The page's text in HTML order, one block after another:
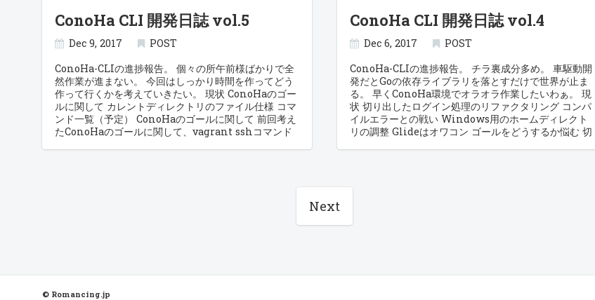
注: 時代遅れ) です。この問題を扱うもっとよいツール
を提供しています。もしまだ聞いたことがなければ そ
れは goimports と呼ばれています。 私たちは
ます。これで明示的に goimports を実行することが
できます。 これだね。 let g:go_fmt_command =
"goimports" これ入れておけば自動的にやってくれる
みたいだから入れておこう。 不要になったら削除まで
してくれるらしいから完璧だね。 さて、早速実験。
fmt.printfn("hogehoge")で保存っと、よしよしちゃ
"adminPass":"72LY2hf38Kf84vCy4sUr" } } ハイフ
ンでセパレートされた4-2-2-2-6バイトの文字列がそれ
っぽいな。 どれどれ、この情報を踏まえてイメージ一
images[n].nameの他にimages[n].idがあって、この
idがUUIDの形式に一致することがわかる。 {
"images": [ { "id": "fb1d084f-357f-40e2-a2c3-
59b8ecc1f6f2", "links": [{link}, {link}, {link}],
"name": "vmi-centos-7.
ConoHa CLI 開発日誌 vol.5
Dec 9, 2017
POST
ConoHa-CLIの進捗報告。 個々の所午前様ばかりで全
然作業が進まない。 今回はしっかり時間を作ってどう
作って行くかを考えていきたい。 現状 ConoHaのゴー
ルに関して カレントディレクトリのファイル仕様 コマ
ンド一覧（予定） ConoHaのゴールに関して 前回考え
たConoHaのゴールに関して、vagrant sshコマンド
先でVimやtmuxを平然と使えるって凄いな。 なんと
ConoHa CLI 開発日誌 vol.4
Dec 6, 2017
POST
ConoHa-CLIの進捗報告。 チラ裏成分多め。 車駆動開
発だとGoの依存ライブラリを落とすだけで世界が止ま
る。 早くConoHa環境でオラオラ作業したいわぁ。 現
状 切り出したログイン処理のリファクタリング コンパ
イルエラーとの戦い Windows用のホームディレクト
リの調整 Glideはオワコン ゴールをどうするか悩む 切
Next
© Romancing.jp